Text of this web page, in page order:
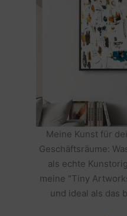
Meine Kunst für
Geschäftsräume:
als echte
meine "Tiny
und ideal als das